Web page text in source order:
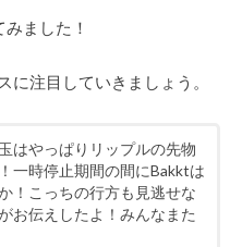
ました！
注目していきましょう。
はやっぱりリップルの先物
一時停止期間の間にBakktは
！こっちの行方も見逃せな
お伝えしたよ！みんなまた